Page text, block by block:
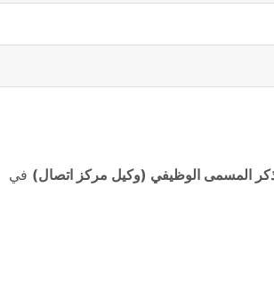
المسمى الوظيفي (وكيل مركز اتصال) في